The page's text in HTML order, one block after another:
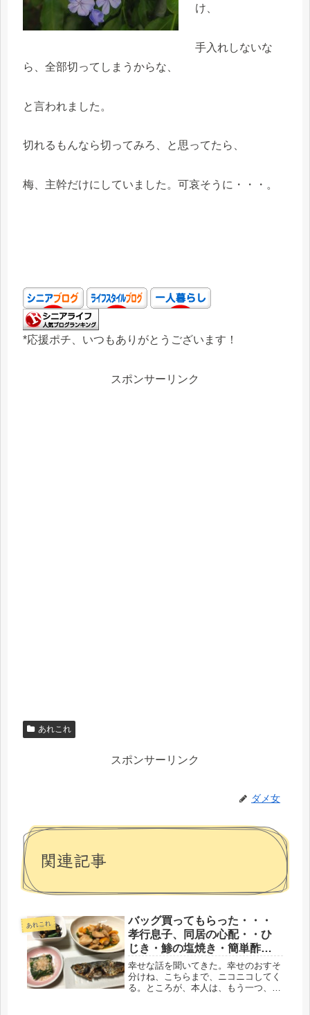
け、
手入れしないな
ら、全部切ってしまうからな、
と言われました。
切れるもんなら切ってみろ、と思ってたら、
梅、主幹だけにしていました。可哀そうに・・・。
*応援ポチ、いつもありがとうございます！
スポンサーリンク
あれこれ
スポンサーリンク
ダメ女
関連記事
あれこれ
バッグ買ってもらった・・・
孝行息子、同居の心配・・ひ
じき・鯵の塩焼き・簡単酢ソ
テー
幸せな話を聞いてきた。幸せのおすそ
分けね、こちらまで、ニコニコしてく
る。ところが、本人は、もう一つ、浮